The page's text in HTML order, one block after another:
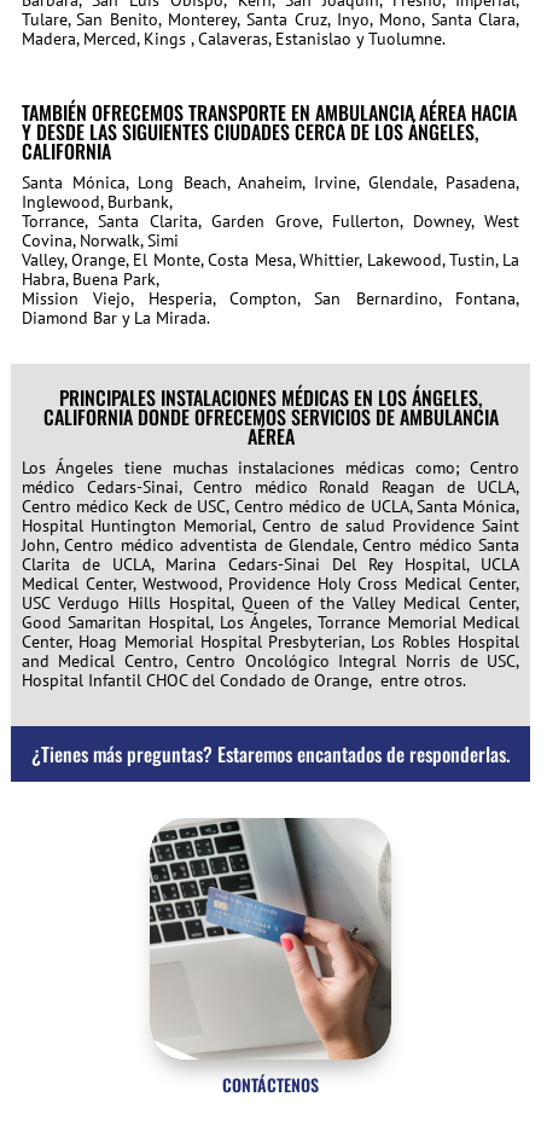
Tulare, San Benito, Monterey, Santa Cruz, Inyo, Mono, Santa Clara,
Madera, Merced, Kings , Calaveras, Estanislao y Tuolumne.
TAMBIÉN OFRECEMOS TRANSPORTE EN AMBULANCIA AÉREA HACIA
Y DESDE LAS SIGUIENTES CIUDADES CERCA DE LOS ÁNGELES,
CALIFORNIA
Santa Mónica, Long Beach, Anaheim, Irvine, Glendale, Pasadena,
Inglewood, Burbank,
Torrance, Santa Clarita, Garden Grove, Fullerton, Downey, West
Covina, Norwalk, Simi
Valley, Orange, El Monte, Costa Mesa, Whittier, Lakewood, Tustin, La
Habra, Buena Park,
Mission Viejo, Hesperia, Compton, San Bernardino, Fontana,
Diamond Bar y La Mirada.
PRINCIPALES INSTALACIONES MÉDICAS EN LOS ÁNGELES,
CALIFORNIA DONDE OFRECEMOS SERVICIOS DE AMBULANCIA
AÉREA
Los Ángeles tiene muchas instalaciones médicas como; Centro
médico Cedars-Sinai, Centro médico Ronald Reagan de UCLA,
Centro médico Keck de USC, Centro médico de UCLA, Santa Mónica,
Hospital Huntington Memorial, Centro de salud Providence Saint
John, Centro médico adventista de Glendale, Centro médico Santa
Clarita de UCLA, Marina Cedars-Sinai Del Rey Hospital, UCLA
Medical Center, Westwood, Providence Holy Cross Medical Center,
USC Verdugo Hills Hospital, Queen of the Valley Medical Center,
Good Samaritan Hospital, Los Ángeles, Torrance Memorial Medical
Center, Hoag Memorial Hospital Presbyterian, Los Robles Hospital
and Medical Centro, Centro Oncológico Integral Norris de USC,
Hospital Infantil CHOC del Condado de Orange, entre otros.
¿Tienes más preguntas? Estaremos encantados de responderlas.
CONTÁCTENOS